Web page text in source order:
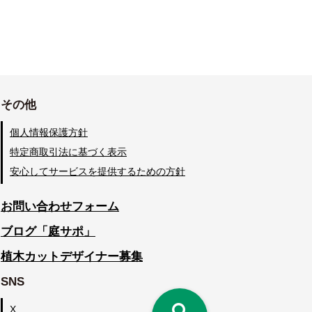
その他
個人情報保護方針
特定商取引法に基づく表示
安心してサービスを提供するための方針
お問い合わせフォーム
ブログ「庭サポ」
植木カットデザイナー募集
SNS
X